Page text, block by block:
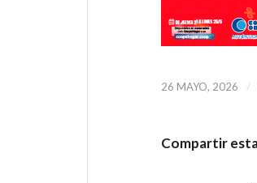
26 MAYO, 2026 /
Compartir